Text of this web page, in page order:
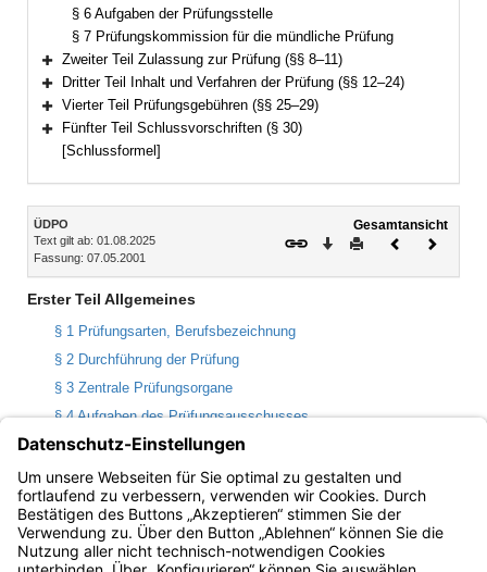
§ 6 Aufgaben der Prüfungsstelle
§ 7 Prüfungskommission für die mündliche Prüfung
Bereich erweitern
Zweiter Teil Zulassung zur Prüfung (§§ 8–11)
Bereich erweitern
Dritter Teil Inhalt und Verfahren der Prüfung (§§ 12–24)
Bereich erweitern
Vierter Teil Prüfungsgebühren (§§ 25–29)
Bereich erweitern
Fünfter Teil Schlussvorschriften (§ 30)
[Schlussformel]
Inhalt
ÜDPO
Text gilt ab: 01.08.2025
Fassung: 07.05.2001
Gesamtansicht
Download
DruckenVorheriges
Erster Teil Allgemeines
§ 1 Prüfungsarten, Berufsbezeichnung
§ 2 Durchführung der Prüfung
§ 3 Zentrale Prüfungsorgane
§ 4 Aufgaben des Prüfungsausschusses
§ 5 Aufgaben des Vorsitzenden des Prüfungsausschusses
§ 6 Aufgaben der Prüfungsstelle
§ 7 Prüfungskommission für die mündliche Prüfung
Bayern.de